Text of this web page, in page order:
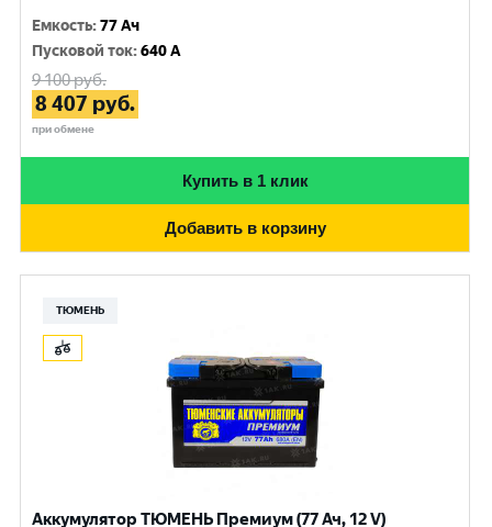
Емкость:77 Ач
Пусковой ток:640 A
9 100руб.
8 407 руб.
при обмене
Купить в 1 клик
Добавить в корзину
ТЮМЕНЬ
Аккумулятор ТЮМЕНЬ Премиум (77 Ач, 12 V)